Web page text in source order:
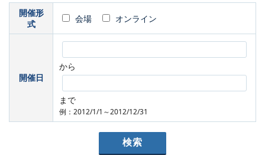
開催形
式
会場 オンライン
開催日
から
まで
例：2012/1/1～2012/12/31